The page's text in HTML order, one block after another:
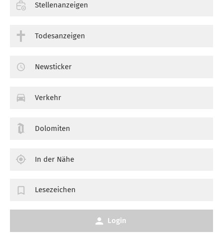
Stellenanzeigen
Todesanzeigen
Newsticker
Verkehr
Dolomiten
In der Nähe
Lesezeichen
Login